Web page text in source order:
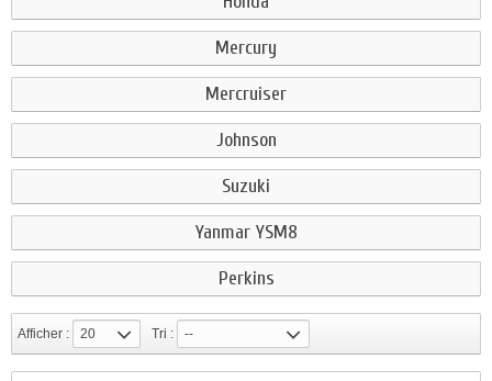
Mercury
Mercruiser
Johnson
Suzuki
Yanmar YSM8
Perkins
Afficher : 20 Tri : --